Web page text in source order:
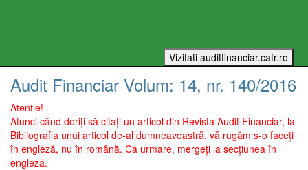
Audit Financiar Volum: 14, nr. 140/2016
Atentie!
Atunci când doriți să citați un articol din Revista Audit Financiar, la
Bibliografia unui articol de-al dumneavoastră, vă rugăm s-o faceți
în engleză, nu în română. Ca urmare, mergeți la secțiunea în
engleză.